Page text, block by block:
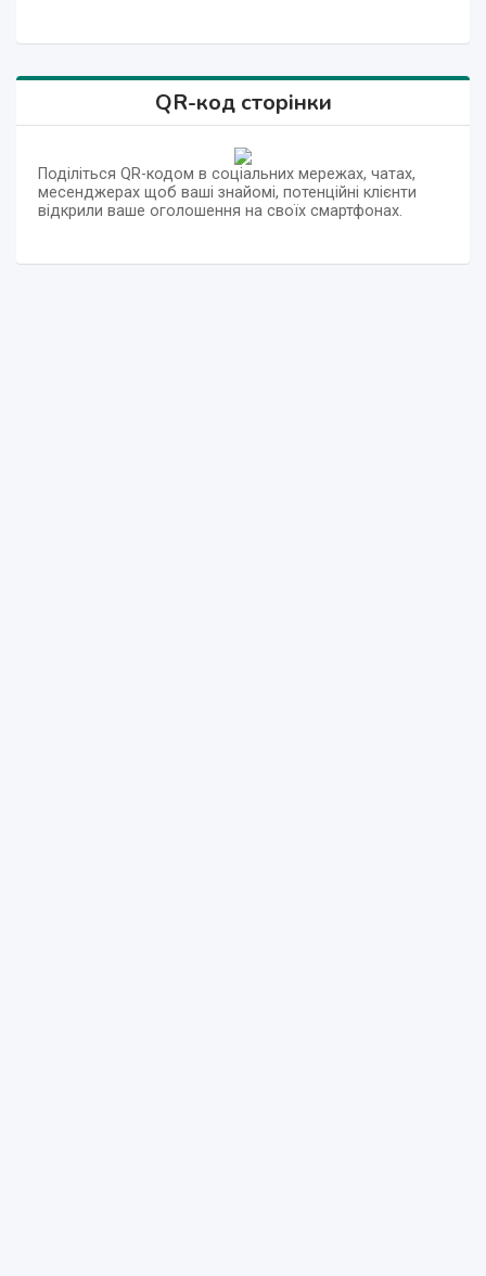
QR-код сторінки
Поділіться QR-кодом в соціальних мережах, чатах,
месенджерах щоб ваші знайомі, потенційні клієнти
відкрили ваше оголошення на своїх смартфонах.